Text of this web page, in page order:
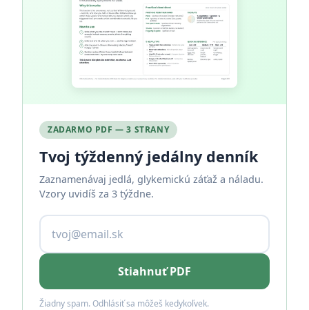
ZADARMO PDF — 3 STRANY
Tvoj týždenný jedálny denník
Zaznamenávaj jedlá, glykemickú záťaž a náladu.
Vzory uvidíš za 3 týždne.
Stiahnuť PDF
Žiadny spam. Odhlásiť sa môžeš kedykoľvek.